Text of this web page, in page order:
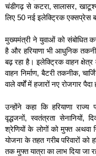
चंडीगढ़ से कटरा, सालासर,
लिए 50 नई इलेक्ट्रिक एक्सप्रेस
मुख्यमंत्री ने युवाओं को संबोधित
है और हरियाणा भी आधुनिक
बढ़ रहा है। इलेक्ट्रिक वाहन
वाहन निर्माण, बैटरी तकनीक,
वाले वर्षों में हजारों नए रोजगार पैदा
उन्होंने कहा कि हरियाणा राज्य
वृद्धजनों, स्वतंत्रता सेनानियों,
श्रेणियों के लोगों को मुफ्त अथवा
योजना के तहत गरीब परिवारों को
तक मुफ्त यात्रा का लाभ दिया जा